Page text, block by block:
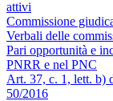
attivi
Commissione
Verbali delle
Pari opportunità e
PNRR e nel PNC
Art. 37, c. 1, lett. b)
50/2016